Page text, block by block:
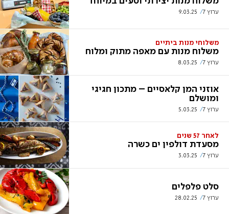
ערוץ 7 9.03.25
משלוחי מנות ביתיים
משלוח מנות עם מאפה מתוק ומלוח
ערוץ 7 8.03.25
אוזני המן קלאסיים – מתכון חגיגי
ומושלם
ערוץ 7 5.03.25
לאחר 57 שנים
מסעדת דולפין ים כשרה
ערוץ 7 3.03.25
סלט פלפלים
ערוץ 7 28.02.25